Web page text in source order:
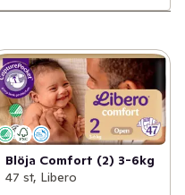
(107)
Blöja Comfort (2) 3-6kg
47 st, Libero